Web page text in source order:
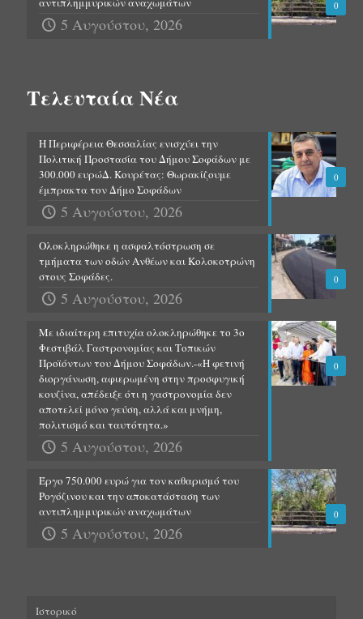
0
5 Αυγούστου, 2026
Τελευταία Νέα
0
Η Περιφέρεια Θεσσαλίας ενισχύει την
Πολιτική Προστασία του Δήμου Σοφάδων με
300.000 ευρώΔ. Κουρέτας: Θωρακίζουμε
έμπρακτα τον Δήμο Σοφάδων
5 Αυγούστου, 2026
0
Ολοκληρώθηκε η ασφαλτόστρωση σε
τμήματα των οδών Ανθέων και Κολοκοτρώνη
στους Σοφάδες.
5 Αυγούστου, 2026
0
Με ιδιαίτερη επιτυχία ολοκληρώθηκε το 3ο
Φεστιβάλ Γαστρονομίας και Τοπικών
Προϊόντων του Δήμου Σοφάδων.-«Η φετινή
διοργάνωση, αφιερωμένη στην προσφυγική
κουζίνα, απέδειξε ότι η γαστρονομία δεν
αποτελεί μόνο γεύση, αλλά και μνήμη,
πολιτισμό και ταυτότητα.»
5 Αυγούστου, 2026
0
Έργο 750.000 ευρώ για τον καθαρισμό του
Ρογόζινου και την αποκατάσταση των
αντιπλημμυρικών αναχωμάτων
5 Αυγούστου, 2026
Ιστορικό